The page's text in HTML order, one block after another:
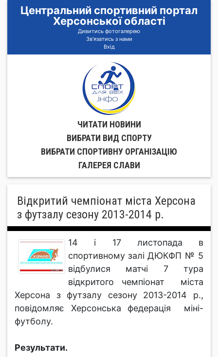
Центральний спортивний портал
Херсонської області
Дивитись фотогалерею
Зв'язатись з нами
Вхід
ЧИТАТИ НОВИНИ
ВИБРАТИ ВИД СПОРТУ
ВИБРАТИ СПОРТИВНУ ОРГАНIЗАЦIЮ
ГАЛЕРЕЯ СЛАВИ
Відкритий чемпіонат міста Херсона
з футзалу сезону 2013-2014 р.
14 і 17 листопада в
спортивному залі ДЮКФП № 5
відбулися матчі 7 тура
відкритого чемпіонат міста
Херсона з футзалу сезону 2013-2014 р.,
повідомляє Херсонська федерація міні-
футболу.
Результати.